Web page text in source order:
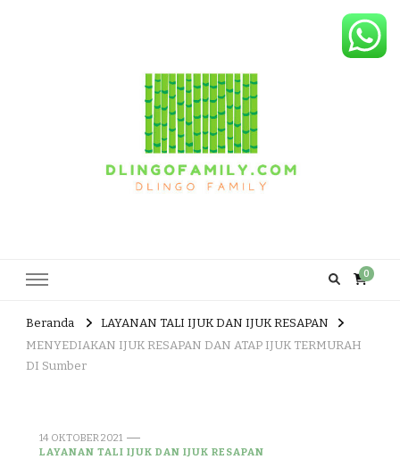
0
Beranda
LAYANAN TALI IJUK DAN IJUK RESAPAN
MENYEDIAKAN IJUK RESAPAN DAN ATAP IJUK TERMURAH
DI Sumber
14 OKTOBER 2021
LAYANAN TALI IJUK DAN IJUK RESAPAN